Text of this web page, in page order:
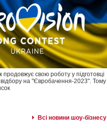
продовжує свою роботу у підготовці
на "Євробачення-2023". Тому
Всі новини шоу-бізнесу